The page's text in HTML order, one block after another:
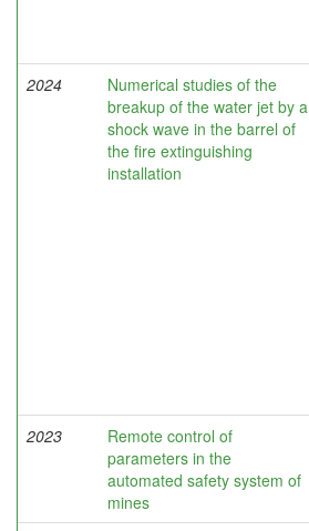
2024
Numerical studies of the
breakup of the water jet by a
shock wave in the barrel of
the fire extinguishing
installation
2023
Remote control of
parameters in the
automated safety system of
mines